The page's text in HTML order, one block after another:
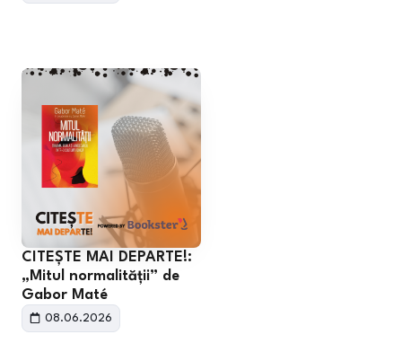
CITEȘTE MAI DEPARTE!:
„Mitul normalității” de
Gabor Maté
08.06.2026